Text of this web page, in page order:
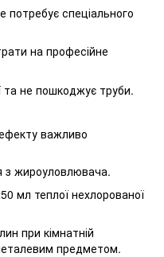
потребує спеціального
на професійне
та не пошкоджує труби.
важливо
з жироуловлювача.
мл теплої нехлорованої
при кімнатній
предметом.